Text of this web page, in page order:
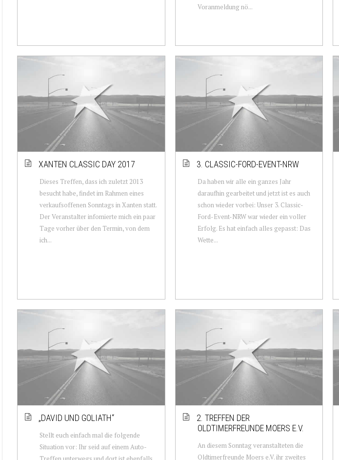
Voranmeldung nö...
XANTEN CLASSIC DAY 2017
Dieses Treffen, dass ich zuletzt 2013
besucht habe, findet im Rahmen eines
verkaufsoffenen Sonntags in Xanten statt.
Der Veranstalter infomierte mich ein paar
Tage vorher über den Termin, von dem
ich...
3. CLASSIC-FORD-EVENT-NRW
Da haben wir alle ein ganzes Jahr
daraufhin gearbeitet und jetzt ist es auch
schon wieder vorbei: Unser 3. Classic-
Ford-Event-NRW war wieder ein voller
Erfolg. Es hat einfach alles gepasst: Das
Wette...
„DAVID UND GOLIATH“
Stellt euch einfach mal die folgende
Situation vor: Ihr seid auf einem Auto-
2. TREFFEN DER
OLDTIMERFREUNDE MOERS E.V.
An diesem Sonntag veranstalteten die
Oldtimerfreunde Moers e.V. ihr zweites